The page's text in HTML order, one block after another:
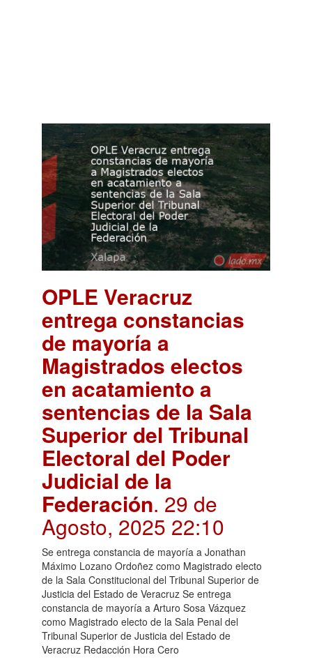
OPLE Veracruz
entrega constancias
de mayoría a
Magistrados electos
en acatamiento a
sentencias de la Sala
Superior del Tribunal
Electoral del Poder
Judicial de la
Federación. 29 de
Agosto, 2025 22:10
Se entrega constancia de mayoría a Jonathan
Máximo Lozano Ordoñez como Magistrado electo
de la Sala Constitucional del Tribunal Superior de
Justicia del Estado de Veracruz Se entrega
constancia de mayoría a Arturo Sosa Vázquez
como Magistrado electo de la Sala Penal del
Tribunal Superior de Justicia del Estado de
Veracruz Redacción Hora Cero